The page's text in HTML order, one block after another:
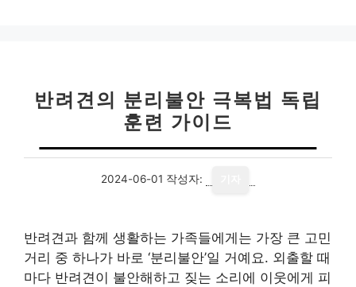
반려견의 분리불안 극복법 독립
훈련 가이드
2024-06-01 작성자:
반려견과 함께 생활하는 가족들에게는 가장 큰 고민
거리 중 하나가 바로 ‘분리불안’일 거예요. 외출할 때
마다 반려견이 불안해하고 짖는 소리에 이웃에게 피